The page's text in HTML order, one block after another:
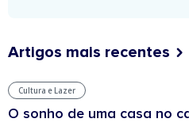
Artigos mais recentes
Cultura e Lazer
O sonho de uma casa no